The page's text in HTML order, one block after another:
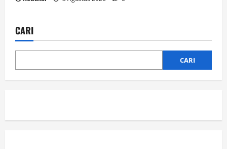
CARI
CARI